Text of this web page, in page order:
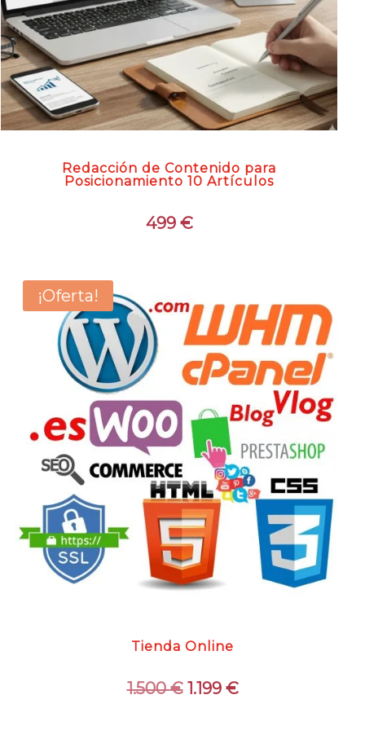
Redacción de Contenido para
Posicionamiento 10 Artículos
499 €
¡Oferta!
Tienda Online
1.500€ El
1.199 €El